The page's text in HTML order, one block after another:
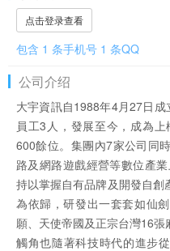
点击登录查看
包含 1 条手机号 1 条QQ
公司介绍
大宇資訊自1988年4月27日成
員工3人，發展至今，成為
600餘位。集團內7家公司同
路及網路遊戲經營等數位產
持以掌握自有品牌及開發自
為依歸，研發出一套套如仙
願、天使帝國及正宗台灣16
觸角也隨著科技時代的進步